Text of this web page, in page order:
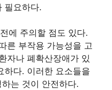
필요하다.
에 주의할 점도 있다.
른 부작용 가능성을 고
자나 폐확산장애가 있
하다. 이러한 요소들을
는 것이 안전하다.